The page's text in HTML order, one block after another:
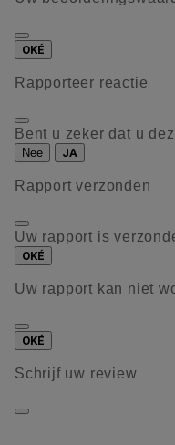
OKÉ
Rapporteer reactie
Bent u zeker dat u
Nee JA
Rapport verzonden
Uw rapport is
OKÉ
Uw rapport kan niet
OKÉ
Schrijf uw review